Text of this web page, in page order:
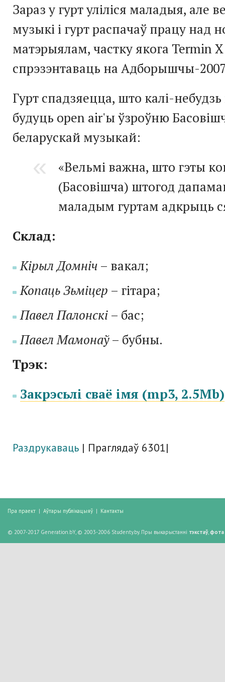
Зараз у гурт уліліся маладыя, але
музыкі і гурт распачаў працу над
матэрыялам, частку якога Termin
спрэзэнтаваць на Адборышчы-
Гурт спадзяецца, што калі-небудзь
будуць open air'ы ўзроўню
беларускай музыкай:
«Вельмі важна, што гэты
(Басовішча) штогод
маладым гуртам адкрыць
Склад:
Кірыл Домніч – вакал;
Копаць Зьміцер – гітара;
Павел Палонскі – бас;
Павел Мамонаў– бубны.
Трэк:
Закрэсьлі сваё імя (mp3, 2.5Mb)
Раздрукаваць | Праглядаў 6301|
Пра праект | Аўтары публікацыяў | Кантакты
© 2007-2017 Generation.bY, © 2003-2006 Studenty.by. Пры выкарыстанні тэкстаў, фота